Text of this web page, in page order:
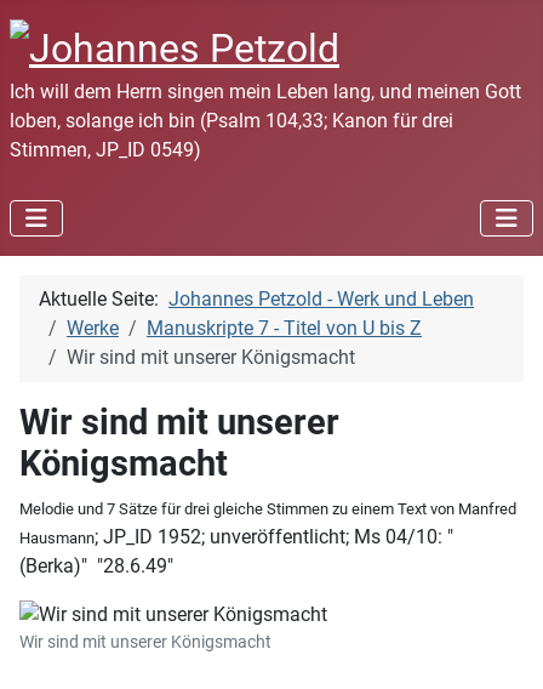
Ich will dem Herrn singen mein Leben lang, und meinen Gott
loben, solange ich bin (Psalm 104,33; Kanon für drei
Stimmen, JP_ID 0549)
Aktuelle Seite: Johannes Petzold - Werk und Leben
Werke
Manuskripte 7 - Titel von U bis Z
Wir sind mit unserer Königsmacht
Wir sind mit unserer
Königsmacht
Melodie und 7 Sätze für drei gleiche Stimmen zu einem Text von Manfred
Hausmann; JP_ID 1952; unveröffentlicht; Ms 04/10: "
(Berka)" "28.6.49"
Wir sind mit unserer Königsmacht